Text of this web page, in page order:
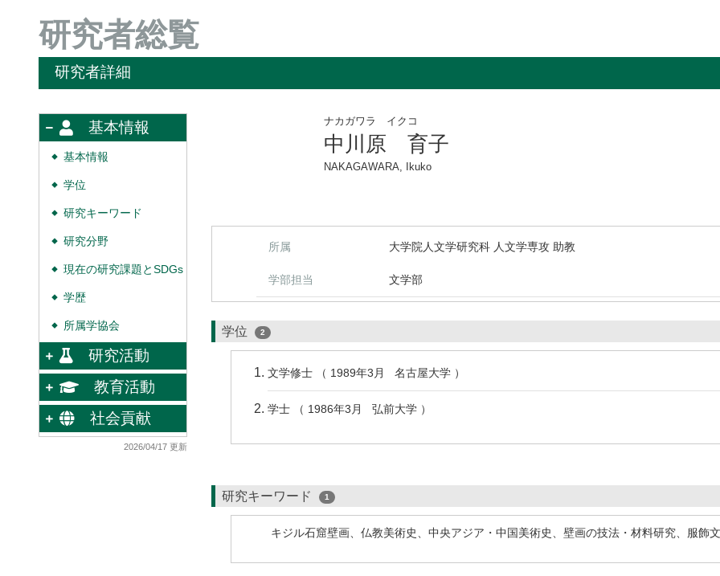
研究者総覧
研究者詳細
基本情報
◆ 基本情報
◆ 学位
◆ 研究キーワード
◆ 研究分野
◆ 現在の研究課題とSDGs
◆ 学歴
◆ 所属学協会
研究活動
教育活動
社会貢献
2026/04/17 更新
ナカガワラ イクコ
中川原 育子
NAKAGAWARA, Ikuko
所属 大学院人文学研究科 人文学専攻 助教
学部担当 文学部
学位 2
文学修士 （ 1989年3月 名古屋大学 ）
学士 （ 1986年3月 弘前大学 ）
研究キーワード 1
キジル石窟壁画、仏教美術史、中央アジア・中国美術史、壁画の技法・材料研究、服飾